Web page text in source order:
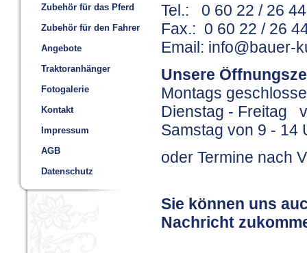
Zubehör für das Pferd
Zubehör für den Fahrer
Angebote
Traktoranhänger
Fotogalerie
Kontakt
Impressum
AGB
Datenschutz
Tel.: 0 60 22 / 26
Fax.: 0 60 22 / 26
Email: info@bauer-
Unsere
Montags
Dienstag - Freitag
Samstag von 9 - 14
oder Termine nach
Sie können uns
Nachricht